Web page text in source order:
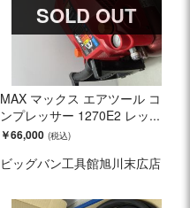
SOLD OUT
MAX マックス エアツール コ
ンプレッサー 1270E2 レッ...
￥66,000
ビッグバン工具館旭川末広店